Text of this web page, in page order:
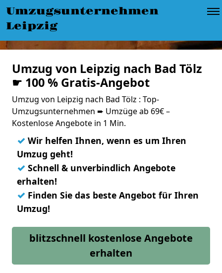
Umzugsunternehmen
Leipzig
Umzug von Leipzig nach Bad Tölz
☛ 100 % Gratis-Angebot
Umzug von Leipzig nach Bad Tölz : Top-
Umzugsunternehmen ➨ Umzüge ab 69€ –
Kostenlose Angebote in 1 Min.
✓ Wir helfen Ihnen, wenn es um Ihren
Umzug geht!
✓ Schnell & unverbindlich Angebote
erhalten!
✓ Finden Sie das beste Angebot für Ihren
Umzug!
blitzschnell kostenlose Angebote
erhalten